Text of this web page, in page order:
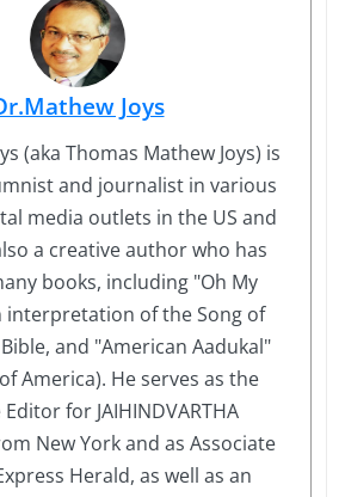
Joys
(aka Thomas Mathew Joys) is
and journalist in various
media outlets in the US and
a creative author who has
books, including "Oh My
interpretation of the Song of
and "American Aadukal"
America). He serves as the
for JAIHINDVARTHA
New York and as Associate
Herald, as well as an